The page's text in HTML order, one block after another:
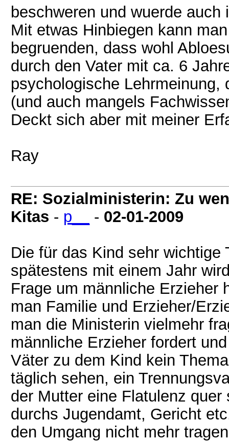
beschweren und wuerde
Mit etwas Hinbiegen kann
begruenden, dass wohl
durch den Vater mit ca. 6
psychologische
(und auch mangels
Deckt sich aber mit meiner
Ray
RE: Sozialministerin: Zu
Kitas - p__ - 02-01-2009
Die für das Kind sehr wichtige
spätestens mit einem Jahr
Frage um männliche Erzieher
man Familie und Erzieher/
man die Ministerin vielmehr
männliche Erzieher fordert
Väter zu dem Kind kein
täglich sehen, ein
der Mutter eine Flatulenz
durchs Jugendamt, Gericht
den Umgang nicht mehr